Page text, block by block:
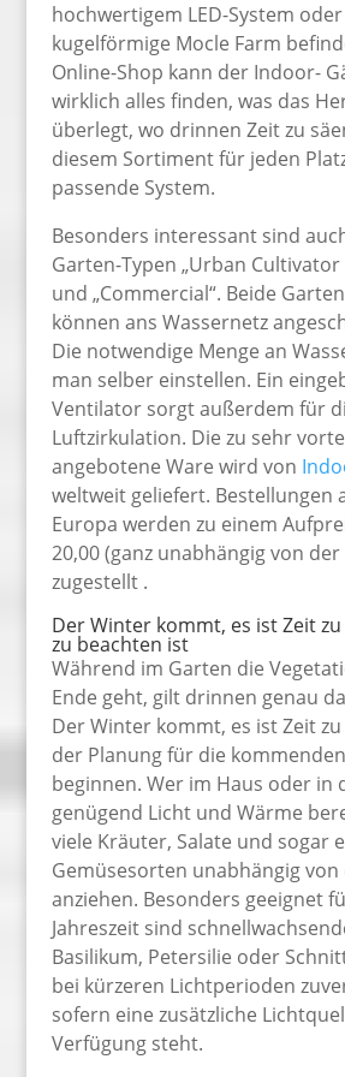
hochwertigem LED-System
kugelförmige Mocle Farm
Online-Shop kann der Indoor-
wirklich alles finden, was das
überlegt, wo drinnen Zeit zu
diesem Sortiment für jeden
passende System.
Besonders interessant sind
Garten-Typen „Urban Cultivator
und „Commercial“. Beide
können ans Wassernetz
Die notwendige Menge an
man selber einstellen. Ein
Ventilator sorgt außerdem für
Luftzirkulation. Die zu sehr
angebotene Ware wird von
weltweit geliefert. Bestellungen
Europa werden zu einem
20,00 (ganz unabhängig von
zugestellt .
Der Winter kommt, es ist Zeit
zu beachten ist
Während im Garten die
Ende geht, gilt drinnen genau
Der Winter kommt, es ist Zeit
der Planung für die
beginnen. Wer im Haus oder in
genügend Licht und Wärme
viele Kräuter, Salate und sogar
Gemüsesorten unabhängig von
anziehen. Besonders geeignet
Jahreszeit sind
Basilikum, Petersilie oder
bei kürzeren Lichtperioden
sofern eine zusätzliche
Verfügung steht.